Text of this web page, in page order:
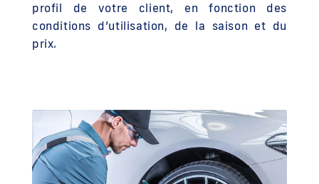
profil de votre client, en fonction des
conditions d’utilisation, de la saison et du
prix.